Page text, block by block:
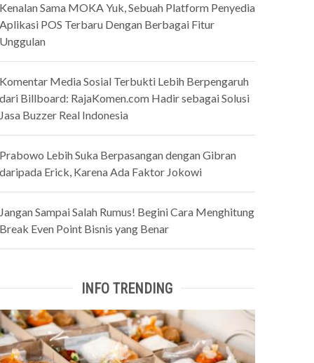
Sama MOKA Yuk, Sebuah Platform Penyedia
POS Terbaru Dengan Berbagai Fitur
Media Sosial Terbukti Lebih Berpengaruh
Billboard: RajaKomen.com Hadir sebagai Solusi
Buzzer Real Indonesia
Lebih Suka Berpasangan dengan Gibran
Erick, Karena Ada Faktor Jokowi
Sampai Salah Rumus! Begini Cara Menghitung
Even Point Bisnis yang Benar
INFO TRENDING